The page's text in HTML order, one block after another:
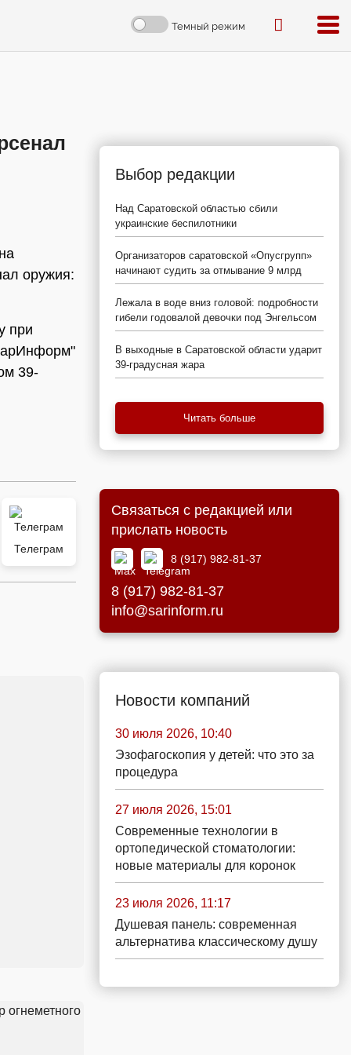
Темный режим
оружия:
при
39-
Телеграм
Выбор редакции
Над Саратовской областью сбили
украинские беспилотники
Организаторов саратовской «Опусгрупп»
начинают судить за отмывание 9 млрд
Лежала в воде вниз головой: подробности
гибели годовалой девочки под Энгельсом
В выходные в Саратовской области ударит
39-градусная жара
Читать больше
Связаться с редакцией или
прислать новость
8 (917) 982-81-37
8 (917) 982-81-37
info@sarinform.ru
Новости компаний
30 июля 2026, 10:40
Эзофагоскопия у детей: что это за
процедура
27 июля 2026, 15:01
Современные технологии в
ортопедической стоматологии:
новые материалы для коронок
23 июля 2026, 11:17
Душевая панель: современная
альтернатива классическому душу